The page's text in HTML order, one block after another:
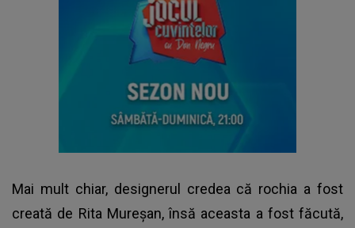
Mai mult chiar, designerul credea că rochia a fost
creată de Rita Mureșan, însă aceasta a fost făcută,